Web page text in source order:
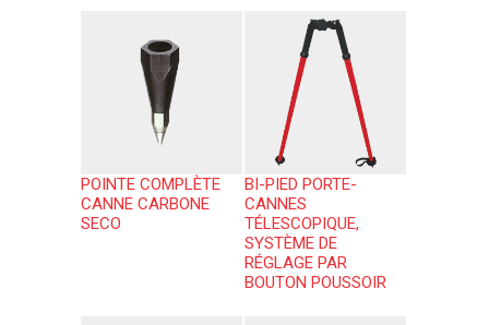
POINTE COMPLÈTE
CANNE CARBONE
SECO
BI-PIED PORTE-
CANNES
TÉLESCOPIQUE,
SYSTÈME DE
RÉGLAGE PAR
BOUTON POUSSOIR